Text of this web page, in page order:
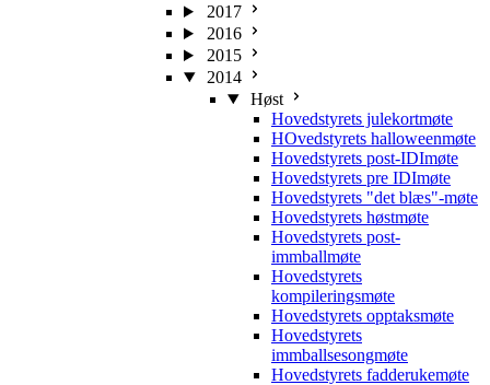
2017
2016
2015
2014
Høst
Hovedstyrets julekortmøte
HOvedstyrets halloweenmøte
Hovedstyrets post-IDImøte
Hovedstyrets pre IDImøte
Hovedstyrets "det blæs"-møte
Hovedstyrets høstmøte
Hovedstyrets post-
immballmøte
Hovedstyrets
kompileringsmøte
Hovedstyrets opptaksmøte
Hovedstyrets
immballsesongmøte
Hovedstyrets fadderukemøte